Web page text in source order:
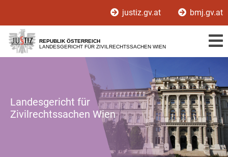
[1]
[2]
justiz.gv.at bmj.gv.at
REPUBLIK ÖSTERREICH
LANDESGERICHT FÜR ZIVILRECHTSSACHEN WIEN
Landesgericht für
Zivilrechtssachen Wien